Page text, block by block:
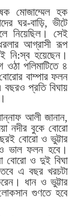
মোজাম্মেল হক
ঘর-বাড়ি, ভীটে
নিয়েছিল। সেই
আগ্রাসী রূপ
নি:স্ব হয়েছেন।
পলিমাটিতে ৪
বাম্পার ফলন
প্রতি বিঘায়
আলী জানান,
নদীর বুকে বোরো
বোরো ও ভুট্টার
ভাল ফলন হবে।
বোরো ও দুই বিঘা
তবে এ বছর খরচটা
ধান ও ভুট্টার
গুণতে হবে